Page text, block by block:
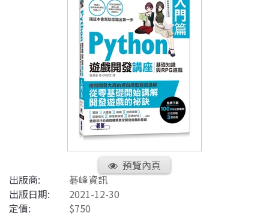
預覽內頁
出版商:
碁峰資訊
出版日期:
2021-12-30
定價:
$750